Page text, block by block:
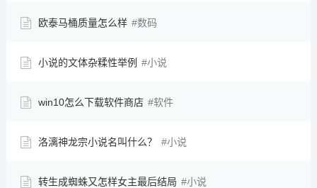
欧泰马桶质量怎么样 数码
小说的文体杂糅性举例 小说
win10怎么下载软件商店 软件
洛漓神龙宗小说名叫什么？ 小说
转生成蜘蛛又怎样女主最后结局 小说